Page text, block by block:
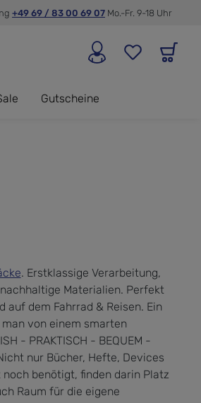
+49 69 / 83 00 69 07 Mo.-Fr. 9-18 Uhr
Gutscheine
. Erstklassige Verarbeitung,
Materialien. Perfekt
auf dem Fahrrad & Reisen. Ein
von einem smarten
- PRAKTISCH - BEQUEM -
nur Bücher, Hefte, Devices
benötigt, finden darin Platz
Raum für die eigene